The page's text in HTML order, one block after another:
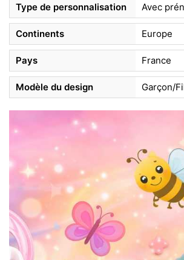
Type de personnalisation Avec
Continents Europe
Pays France
Modèle du design Garçon/